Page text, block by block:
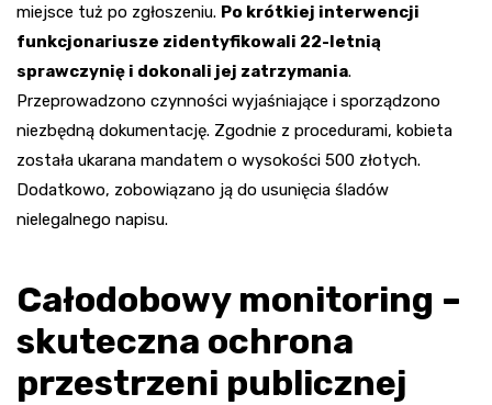
miejsce tuż po zgłoszeniu. Po krótkiej interwencji
funkcjonariusze zidentyfikowali 22-letnią
sprawczynię i dokonali jej zatrzymania.
Przeprowadzono czynności wyjaśniające i sporządzono
niezbędną dokumentację. Zgodnie z procedurami, kobieta
została ukarana mandatem o wysokości 500 złotych.
Dodatkowo, zobowiązano ją do usunięcia śladów
nielegalnego napisu.
Całodobowy monitoring –
skuteczna ochrona
przestrzeni publicznej